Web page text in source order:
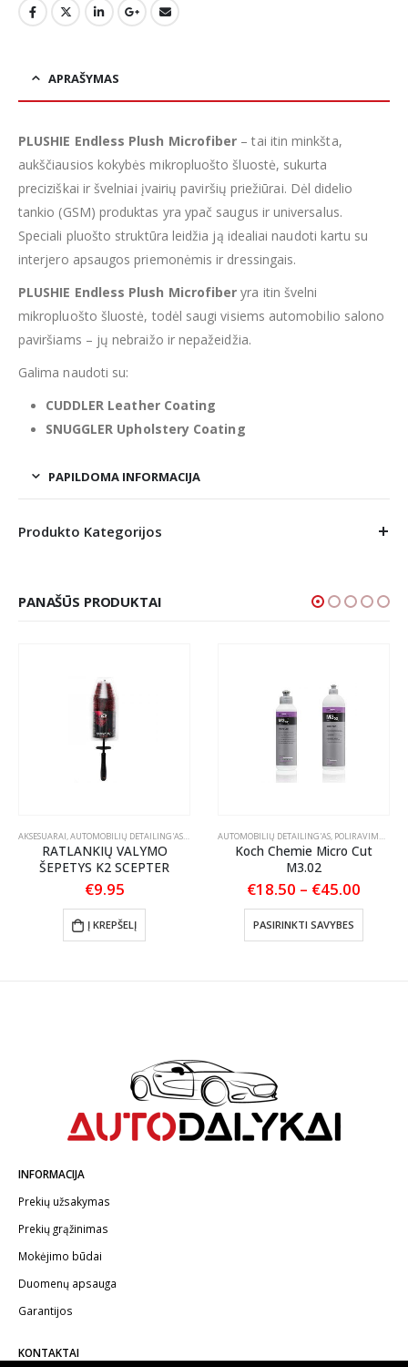
APRAŠYMAS
PLUSHIE Endless Plush Microfiber – tai itin minkšta,
aukščiausios kokybės mikropluošto šluostė, sukurta
preciziškai ir švelniai įvairių paviršių priežiūrai. Dėl didelio
tankio (GSM) produktas yra ypač saugus ir universalus.
Speciali pluošto struktūra leidžia ją idealiai naudoti kartu su
interjero apsaugos priemonėmis ir dressingais.
PLUSHIE Endless Plush Microfiber yra itin švelni
mikropluošto šluostė, todėl saugi visiems automobilio salono
paviršiams – jų nebraižo ir nepažeidžia.
Galima naudoti su:
CUDDLER Leather Coating
SNUGGLER Upholstery Coating
PAPILDOMA INFORMACIJA
Produkto Kategorijos
PANAŠŪS PRODUKTAI
AUTOMOBILIUI
AKSESUARAI,AUTOMOBILIŲ DETAILING'AS,ŠEPEČIAI / TEPTUKAI
RATLANKIŲ VALYMO
ŠEPETYS K2 SCEPTER
€9.95
Į KREPŠELĮ
AUTOMOBILIŲ DETAILING'AS, POLIRAVIMAS
Koch Chemie Micro Cut
M3.02
€18.50 – €45.00
€45.00
PASIRINKTI SAVYBES
This product has multiple variants. The options may be chosen on the product page
INFORMACIJA
Prekių užsakymas
Prekių grąžinimas
Mokėjimo būdai
Duomenų apsauga
Garantijos
KONTAKTAI